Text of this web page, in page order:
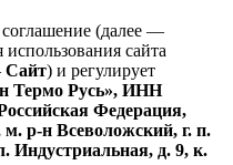
соглашение (далее —
использования сайта
Сайт) и регулирует
Термо Русь», ИНН
Федерация,
м. р-н Всеволожский, г. п.
Индустриальная, д. 9, к.